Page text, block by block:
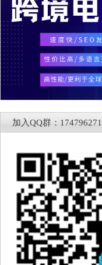
加入QQ群：174796271